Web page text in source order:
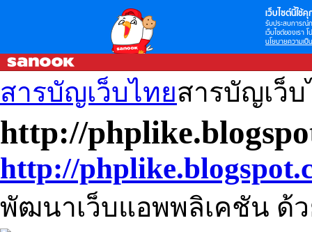
เว็บไซต์นี้ใช้คุ
รับประสบการณ์
เว็บไซต์ของเรา
นโยบายความเป็
สารบัญเว็บไทยสารบัญเว็
http://
http://
พัฒนาเว็บแอพพลิเคชัน ด้ว